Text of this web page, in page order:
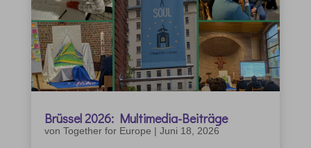
Brüssel 2026: Multimedia-Beiträge
von Together for Europe | Juni 18, 2026